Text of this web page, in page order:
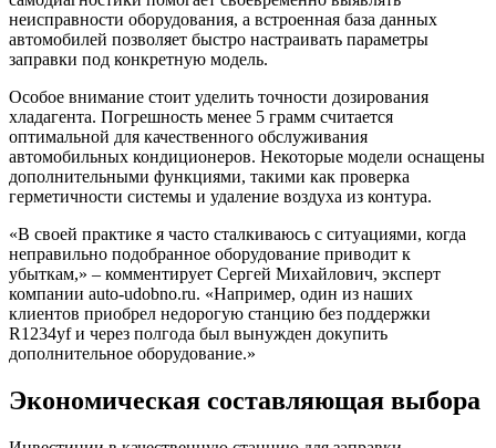
неисправности оборудования, а встроенная база данных
автомобилей позволяет быстро настраивать параметры
заправки под конкретную модель.
Особое внимание стоит уделить точности дозирования
хладагента. Погрешность менее 5 грамм считается
оптимальной для качественного обслуживания
автомобильных кондиционеров. Некоторые модели оснащены
дополнительными функциями, такими как проверка
герметичности системы и удаление воздуха из контура.
«В своей практике я часто сталкиваюсь с ситуациями, когда
неправильно подобранное оборудование приводит к
убыткам,» – комментирует Сергей Михайлович, эксперт
компании auto-udobno.ru. «Например, один из наших
клиентов приобрел недорогую станцию без поддержки
R1234yf и через полгода был вынужден докупить
дополнительное оборудование.»
Экономическая составляющая выбора